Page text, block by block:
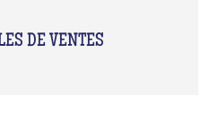
DE VENTES